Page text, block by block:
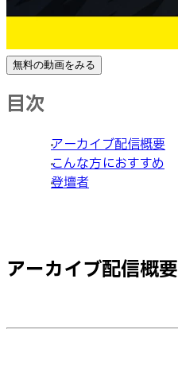
無料の動画をみる
目次
アーカイブ配信概要
こんな方におすすめ
登壇者
アーカイブ配信概要